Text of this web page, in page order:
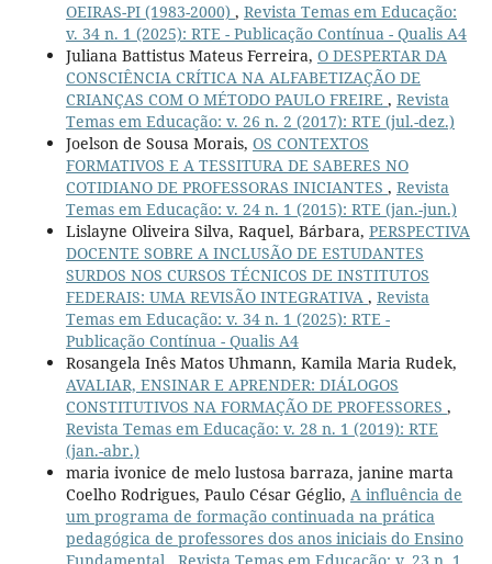
OEIRAS-PI (1983-2000) , Revista Temas em Educação:
v. 34 n. 1 (2025): RTE - Publicação Contínua - Qualis A4
Juliana Battistus Mateus Ferreira, O DESPERTAR DA
CONSCIÊNCIA CRÍTICA NA ALFABETIZAÇÃO DE
CRIANÇAS COM O MÉTODO PAULO FREIRE , Revista
Temas em Educação: v. 26 n. 2 (2017): RTE (jul.-dez.)
Joelson de Sousa Morais, OS CONTEXTOS
FORMATIVOS E A TESSITURA DE SABERES NO
COTIDIANO DE PROFESSORAS INICIANTES , Revista
Temas em Educação: v. 24 n. 1 (2015): RTE (jan.-jun.)
Lislayne Oliveira Silva, Raquel, Bárbara, PERSPECTIVA
DOCENTE SOBRE A INCLUSÃO DE ESTUDANTES
SURDOS NOS CURSOS TÉCNICOS DE INSTITUTOS
FEDERAIS: UMA REVISÃO INTEGRATIVA , Revista
Temas em Educação: v. 34 n. 1 (2025): RTE -
Publicação Contínua - Qualis A4
Rosangela Inês Matos Uhmann, Kamila Maria Rudek,
AVALIAR, ENSINAR E APRENDER: DIÁLOGOS
CONSTITUTIVOS NA FORMAÇÃO DE PROFESSORES ,
Revista Temas em Educação: v. 28 n. 1 (2019): RTE
(jan.-abr.)
maria ivonice de melo lustosa barraza, janine marta
Coelho Rodrigues, Paulo César Géglio, A influência de
um programa de formação continuada na prática
pedagógica de professores dos anos iniciais do Ensino